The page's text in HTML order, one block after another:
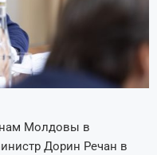
Молдовы в
Дорин Речан в